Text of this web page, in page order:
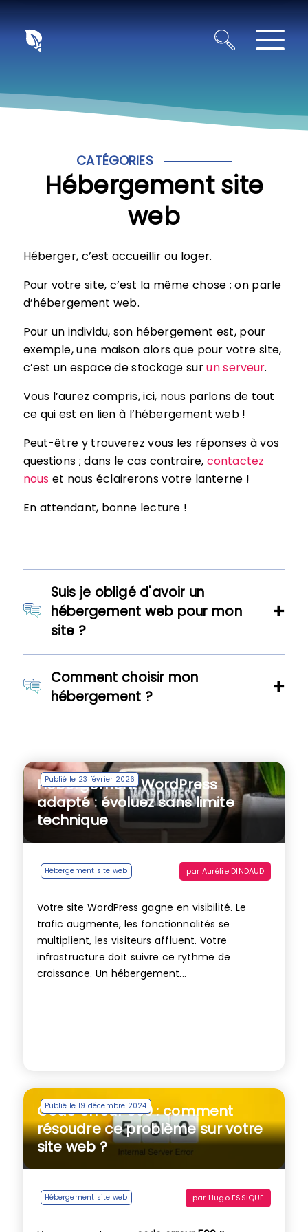
CATÉGORIES
Hébergement site
web
Héberger, c’est accueillir ou loger.
Pour votre site, c’est la même chose ; on parle
d’hébergement web.
Pour un individu, son hébergement est, pour
exemple, une maison alors que pour votre site,
c’est un espace de stockage surun serveur.
Vous l’aurez compris, ici, nous parlons de tout
ce qui est en lien à l’hébergement web !
Peut-être y trouverez vous les réponses à vos
questions ; dans le cas contraire, contactez
nous et nous éclairerons votre lanterne !
En attendant, bonne lecture !
Suis je obligé d'avoir un
hébergement web pour mon
site ?
Comment choisir mon
hébergement ?
Publié le 23 février 2026
Hébergement WordPress
adapté : évoluez sans limite
technique
Hébergement site web par Aurélie DINDAUD
Votre site WordPress gagne en visibilité. Le
trafic augmente, les fonctionnalités se
multiplient, les visiteurs affluent. Votre
infrastructure doit suivre ce rythme de
croissance. Un hébergement...
Publié le 19 décembre 2024
Code erreur 500 : comment
résoudre ce problème sur votre
site web ?
Hébergement site web par Hugo ESSIQUE
Panneau de gestion des cookies